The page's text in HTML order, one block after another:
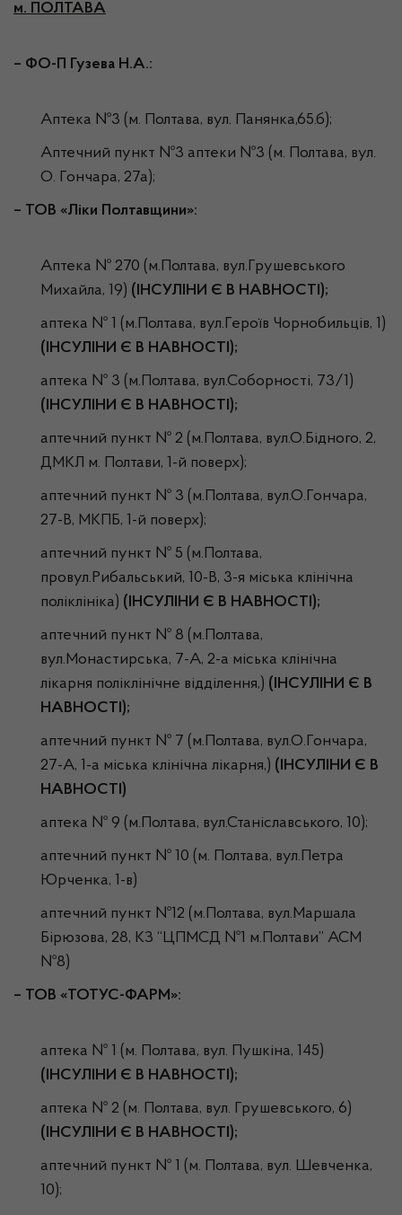
м. ПОЛТАВА
– ФО-П Гузева Н.А.:
Аптека №3 (м. Полтава, вул. Панянка,65.б);
Аптечний пункт №3 аптеки №3 (м. Полтава, вул.
О. Гончара, 27а);
– ТОВ «Ліки Полтавщини»:
Аптека № 270 (м.Полтава, вул.Грушевського
Михайла, 19) (ІНСУЛІНИ Є В НАВНОСТІ);
аптека № 1 (м.Полтава, вул.Героїв Чорнобильців, 1)
(ІНСУЛІНИ Є В НАВНОСТІ);
аптека № 3 (м.Полтава, вул.Соборності, 73/1)
(ІНСУЛІНИ Є В НАВНОСТІ);
аптечний пункт № 2 (м.Полтава, вул.О.Бідного, 2,
ДМКЛ м. Полтави, 1-й поверх);
аптечний пункт № 3 (м.Полтава, вул.О.Гончара,
27-В, МКПБ, 1-й поверх);
аптечний пункт № 5 (м.Полтава,
провул.Рибальський, 10-В, 3-я міська клінічна
поліклініка) (ІНСУЛІНИ Є В НАВНОСТІ);
аптечний пункт № 8 (м.Полтава,
вул.Монастирська, 7-А, 2-а міська клінічна
лікарня поліклінічне відділення,) (ІНСУЛІНИ Є В
НАВНОСТІ);
аптечний пункт № 7 (м.Полтава, вул.О.Гончара,
27-А, 1-а міська клінічна лікарня,) (ІНСУЛІНИ Є В
НАВНОСТІ)
аптека № 9 (м.Полтава, вул.Станіславського, 10);
аптечний пункт № 10 (м. Полтава, вул.Петра
Юрченка, 1-в)
аптечний пункт №12 (м.Полтава, вул.Маршала
Бірюзова, 28, КЗ “ЦПМСД №1 м.Полтави” АСМ
№8)
– ТОВ «ТОТУС-ФАРМ»:
аптека № 1 (м. Полтава, вул. Пушкіна, 145)
(ІНСУЛІНИ Є В НАВНОСТІ);
аптека № 2 (м. Полтава, вул. Грушевського, 6)
(ІНСУЛІНИ Є В НАВНОСТІ);
аптечний пункт № 1 (м. Полтава, вул. Шевченка,
10);